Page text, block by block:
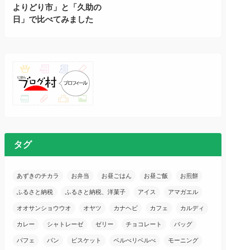
よりどり市」と「久助の
日」で比べてみました
タグ
あずきのチカラ お弁当 お昼ごはん お昼ご飯 お煎餅
ふるさと納税 ふるさと納税、洋菓子 アイス アマガエル
オオサンショウウオ オヤツ カナヘビ カフェ カルディ
カレー シャトレーゼ ゼリー チョコレート バッグ
パフェ パン ビスケット ベルべリベルべ モーニング